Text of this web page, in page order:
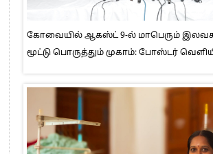
கோவையில் ஆகஸ்ட் 9-ல் மாபெரும்
மூட்டு பொருத்தும் முகாம்: போஸ்டர்